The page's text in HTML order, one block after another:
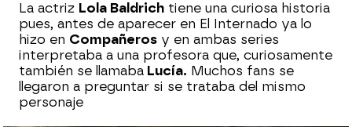
La actriz Lola Baldrich tiene una curiosa historia
pues, antes de aparecer en El Internado ya lo
hizo en Compañeros y en ambas series
interpretaba a una profesora que, curiosamente
también se llamaba Lucía. Muchos fans se
llegaron a preguntar si se trataba del mismo
personaje